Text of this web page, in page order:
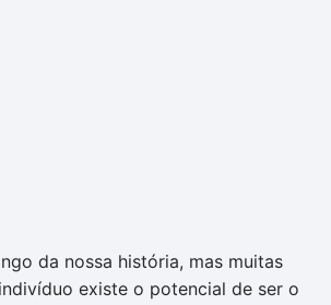
da nossa história, mas muitas
existe o potencial de ser o